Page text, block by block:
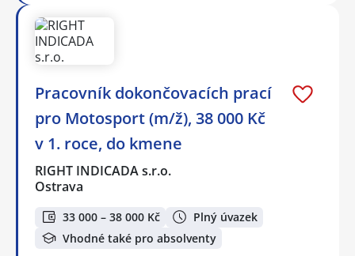
Pracovník dokončovacích prací
pro Motosport (m/ž), 38 000 Kč
v 1. roce, do kmene
RIGHT INDICADA s.r.o.
Ostrava
33 000 – 38 000 Kč
Plný úvazek
Vhodné také pro absolventy